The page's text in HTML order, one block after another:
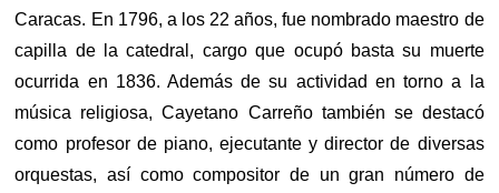
Caracas. En 1796, a los 22 años, fue nombrado maestro de
capilla de la catedral, cargo que ocupó basta su muerte
ocurrida en 1836. Además de su actividad en torno a la
música religiosa, Cayetano Carreño también se destacó
como profesor de piano, ejecutante y director de diversas
orquestas, así como compositor de un gran número de